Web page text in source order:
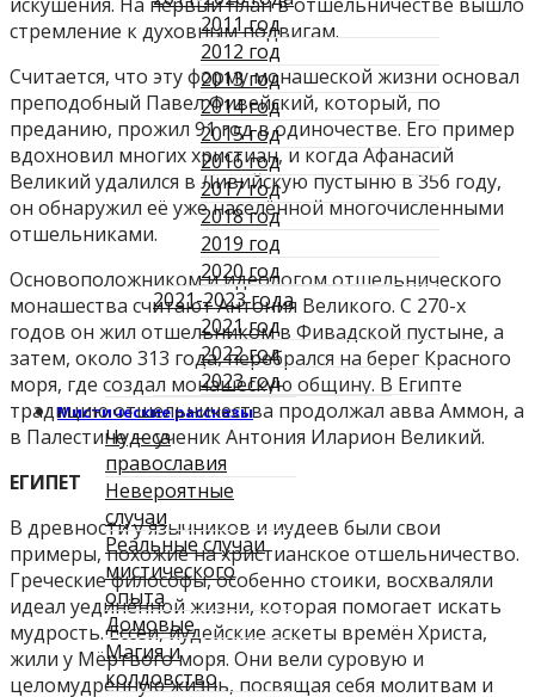
2011 год
2012 год
2013 год
2014 год
2015 год
2016 год
2017 год
2018 год
2019 год
2020 год
2021-2023 года
2021 год
2022 год
2023 год
Мистические рассказы
Чудеса
православия
Невероятные
случаи
Реальные случаи
мистического
опыта
Домовые
Магия и
колдовство
стремление к духовным подвигам.
Считается, что эту форму монашеской жизни основал
преподобный Павел Фивейский, который, по
преданию, прожил 91 год в одиночестве. Его пример
вдохновил многих христиан, и когда Афанасий
Великий удалился в Ливийскую пустыню в 356 году,
он обнаружил её уже населённой многочисленными
отшельниками.
Основоположником и идеологом отшельнического
монашества считают Антония Великого. С 270-х
годов он жил отшельником в Фивадской пустыне, а
затем, около 313 года, перебрался на берег Красного
моря, где создал монашескую общину. В Египте
традицию отшельничества продолжал авва Аммон, а
в Палестине — ученик Антония Иларион Великий.
ЕГИПЕТ
В древности у язычников и иудеев были свои
примеры, похожие на христианское отшельничество.
Греческие философы, особенно стоики, восхваляли
идеал уединённой жизни, которая помогает искать
мудрость. Ессеи, иудейские аскеты времён Христа,
жили у Мёртвого моря. Они вели суровую и
целомудренную жизнь, посвящая себя молитвам и